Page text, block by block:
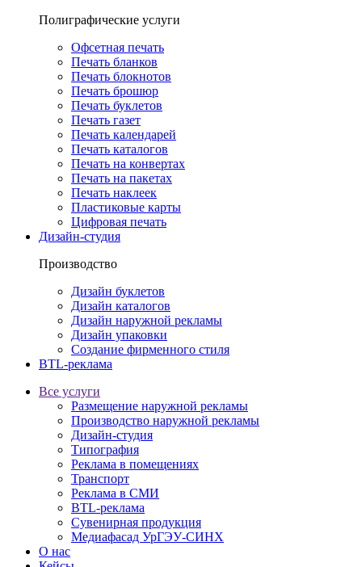
Полиграфические услуги
Офсетная печать
Печать бланков
Печать блокнотов
Печать брошюр
Печать буклетов
Печать газет
Печать календарей
Печать каталогов
Печать на конвертах
Печать на пакетах
Печать наклеек
Пластиковые карты
Цифровая печать
Дизайн-студия
Производство
Дизайн буклетов
Дизайн каталогов
Дизайн наружной рекламы
Дизайн упаковки
Создание фирменного стиля
BTL-реклама
Все услуги
Размещение наружной рекламы
Производство наружной рекламы
Дизайн-студия
Типография
Реклама в помещениях
Транспорт
Реклама в СМИ
BTL-реклама
Сувенирная продукция
Медиафасад УрГЭУ-СИНХ
О нас